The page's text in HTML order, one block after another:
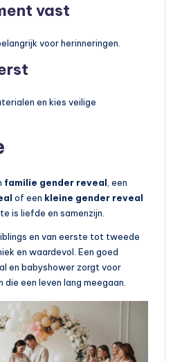
vast
voor herinneringen.
en kies veilige
familie gender reveal , een
of een kleine gender reveal
is liefde en samenzijn.
en van eerste tot tweede
en waardevol. Een goed
en babyshower zorgt voor
die een leven lang meegaan.